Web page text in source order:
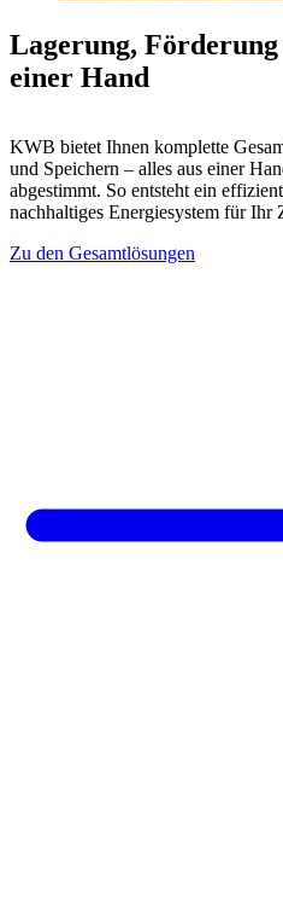
Lagerung, Förderung
einer Hand
KWB bietet Ihnen komplette
und Speichern – alles aus einer
abgestimmt. So entsteht ein
nachhaltiges Energiesystem für Ihr
Zu den Gesamtlösungen